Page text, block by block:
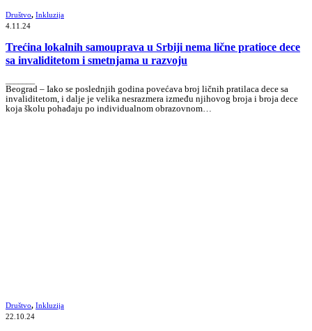
Društvo, Inkluzija
4.11.24
Trećina lokalnih samouprava u Srbiji nema lične pratioce dece
sa invaliditetom i smetnjama u razvoju
Beograd – Iako se poslednjih godina povećava broj ličnih pratilaca dece sa
invaliditetom, i dalje je velika nesrazmera između njihovog broja i broja dece
koja školu pohađaju po individualnom obrazovnom…
Društvo, Inkluzija
22.10.24